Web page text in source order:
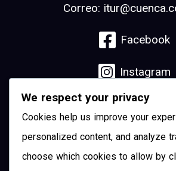
Correo:
Facebook
Instagram
Linkedin
YouTube
We respect your privacy
Cookies help us improve your
personalized content, and analyze
choose which cookies to allow by